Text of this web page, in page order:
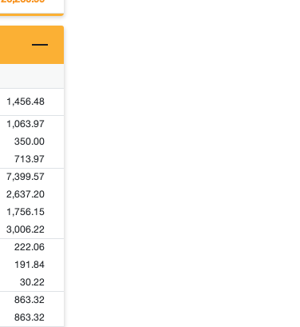
1,456.48
1,063.97
350.00
713.97
7,399.57
2,637.20
1,756.15
3,006.22
222.06
191.84
30.22
863.32
863.32